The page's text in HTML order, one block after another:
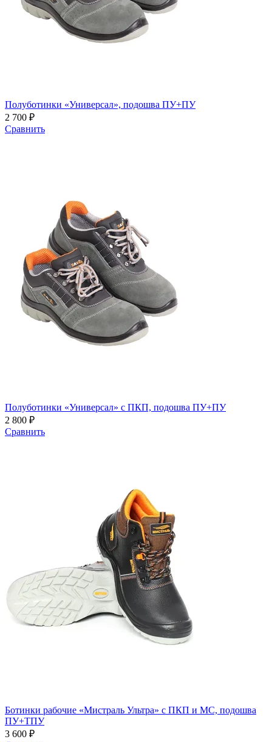
Полуботинки «Универсал», подошва ПУ+ПУ
2 700 ₽
Сравнить
Полуботинки «Универсал» с ПКП, подошва ПУ+ПУ
2 800 ₽
Сравнить
Ботинки рабочие «Мистраль Ультра» с ПКП и МС, подошва
ПУ+ТПУ
3 600 ₽